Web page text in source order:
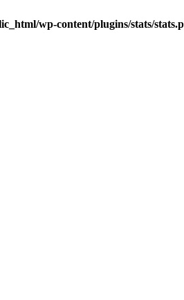
wp-content/plugins/stats/